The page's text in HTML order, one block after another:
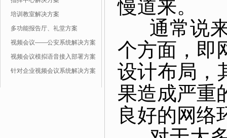
培训教室解决方案
多功能报告厅、礼堂方案
视频会议——公安系统解决方案
视频会议模拟语音接入部署方案
针对企业视频会议系统解决方案
慢道来。
通常说来
个方面，即
设计布局，
果造成严重
良好的网络